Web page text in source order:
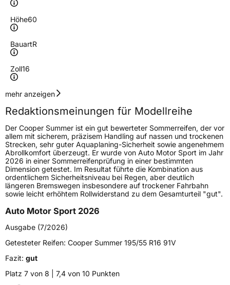
Höhe60
BauartR
Zoll16
Geschwindigkeitsindex
Höchstgeschwindigkeit
240 km/h
Lastindex95
Höchstlast690 kg
Generelle Merkmale
Fahrzeugtyp
PKW
Verwendung Sommerreifen
ModellnameSummer
FahrzeugartPKW & SUV
Weitere Eigenschaften
mehr anzeigen
Redaktionsmeinungen für Modellreihe
Der Cooper Summer ist ein gut bewerteter Sommerreifen, der vor
allem mit sicherem, präzisem Handling auf nassen und trockenen
Strecken, sehr guter Aquaplaning-Sicherheit sowie angenehmem
Abrollkomfort überzeugt. Er wurde von Auto Motor Sport im Jahr
2026 in einer Sommerreifenprüfung in einer bestimmten
Dimension getestet. Im Resultat führte die Kombination aus
ordentlichem Sicherheitsniveau bei Regen, aber deutlich
längeren Bremswegen insbesondere auf trockener Fahrbahn
sowie leicht erhöhtem Rollwiderstand zu dem Gesamturteil "gut".
Auto Motor Sport 2026
Ausgabe (7/2026)
Getesteter Reifen: Cooper Summer 195/55 R16 91V
Fazit: gut
Platz 7 von 8 | 7,4 von 10 Punkten